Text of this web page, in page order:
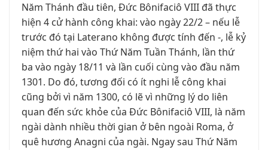
Năm Thánh đầu tiên, Đức Bônifaciô VIII đã thực
hiện 4 cử hành công khai: vào ngày 22/2 – nếu lễ
trước đó tại Laterano không được tính đến -, lễ kỷ
niệm thứ hai vào Thứ Năm Tuần Thánh, lần thứ
ba vào ngày 18/11 và lần cuối cùng vào đầu năm
1301. Do đó, tương đối có ít nghi lễ công khai
cũng bởi vì năm 1300, có lẽ vì những lý do liên
quan đến sức khỏe của Đức Bônifaciô VIII, là năm
ngài dành nhiều thời gian ở bên ngoài Roma, ở
quê hương Anagni của ngài. Ngay sau Thứ Năm